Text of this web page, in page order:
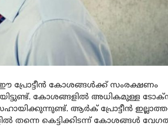
പ്രോട്ടീൻ കോശങ്ങൾക്ക് സംരക്ഷണം
കോശങ്ങളിൽ അധികമുള്ള
ആർക് പ്രോട്ടീൻ
കെട്ടിക്കിടന്ന് കോശങ്ങൾ